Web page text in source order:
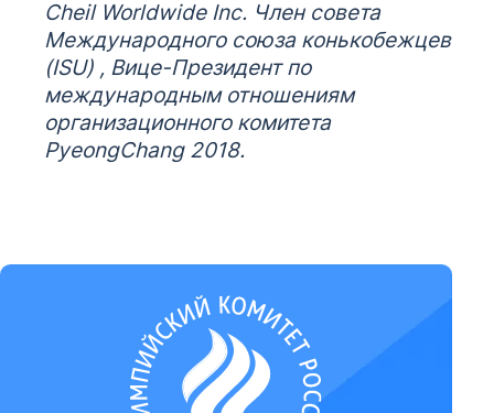
Cheil Worldwide Inc. Член совета
Международного союза конькобежцев
(ISU) , Вице-Президент по
международным отношениям
организационного комитета
PyeongChang 2018.